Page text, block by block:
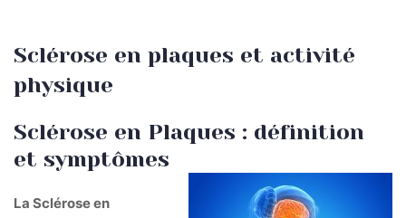
Sclérose en plaques et activité
physique
Sclérose en Plaques : définition
et symptômes
La Sclérose en